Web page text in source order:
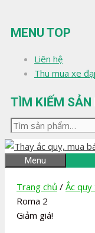
đến
nội
MENU TOP
Liên hệ
Thu mua xe
TÌM KIẾM SẢN
Tìm
kiếm:
Menu
Trang chủ / Ắc quy
Roma 2
Giảm giá!